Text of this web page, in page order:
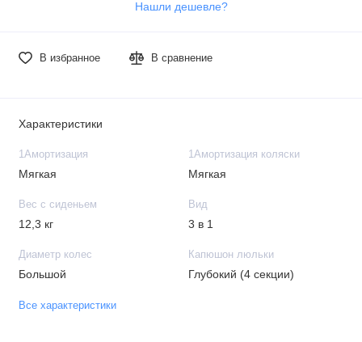
Нашли дешевле?
В избранное В сравнение
Характеристики
1Амортизация
Мягкая
1Амортизация коляски
Мягкая
Вес с сиденьем
12,3 кг
Вид
3 в 1
Диаметр колес
Большой
Капюшон люльки
Глубокий (4 секции)
Все характеристики